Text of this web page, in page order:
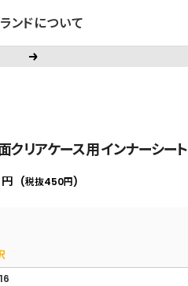
ンドについて
次
クリアケース用 インナーシート
円 (税抜450円)